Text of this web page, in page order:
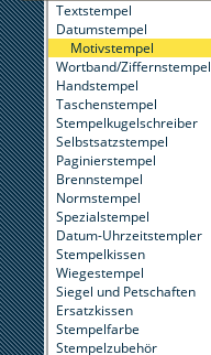
Textstempel
Datumstempel
Motivstempel
Wortband/Ziffernstempel
Handstempel
Taschenstempel
Stempelkugelschreiber
Selbstsatzstempel
Paginierstempel
Brennstempel
Normstempel
Spezialstempel
Datum-Uhrzeitstempler
Stempelkissen
Wiegestempel
Siegel und Petschaften
Ersatzkissen
Stempelfarbe
Stempelzubehör